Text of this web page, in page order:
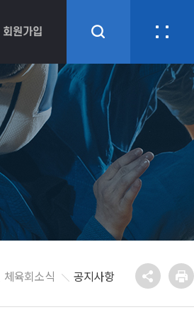
회원가입
체육회소식 공지사항